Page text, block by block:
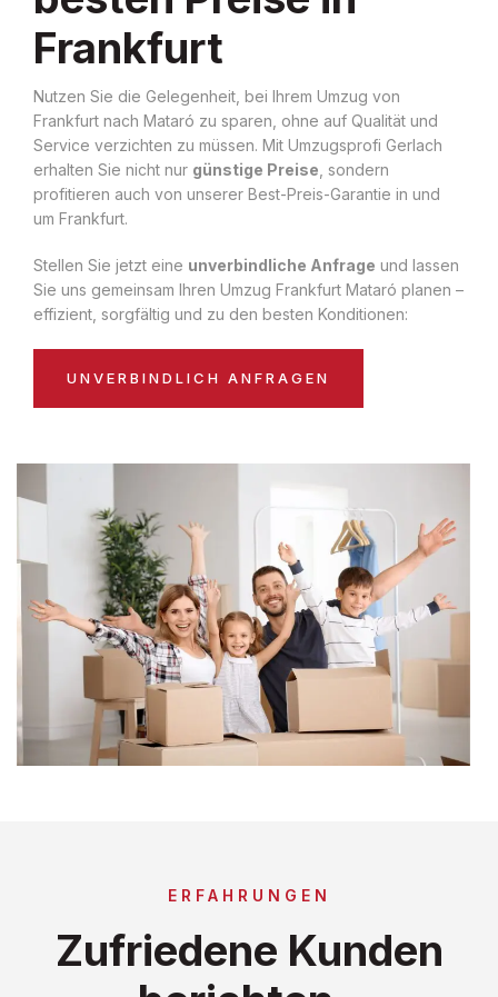
Frankfurt
Nutzen Sie die Gelegenheit, bei Ihrem Umzug von
Frankfurt nach Mataró zu sparen, ohne auf Qualität und
Service verzichten zu müssen. Mit Umzugsprofi Gerlach
erhalten Sie nicht nur günstige Preise , sondern
profitieren auch von unserer Best-Preis-Garantie in und
um Frankfurt.
Stellen Sie jetzt eine unverbindliche Anfrage und lassen
Sie uns gemeinsam Ihren Umzug Frankfurt Mataró planen –
effizient, sorgfältig und zu den besten Konditionen:
UNVERBINDLICH ANFRAGEN
ERFAHRUNGEN
Zufriedene Kunden